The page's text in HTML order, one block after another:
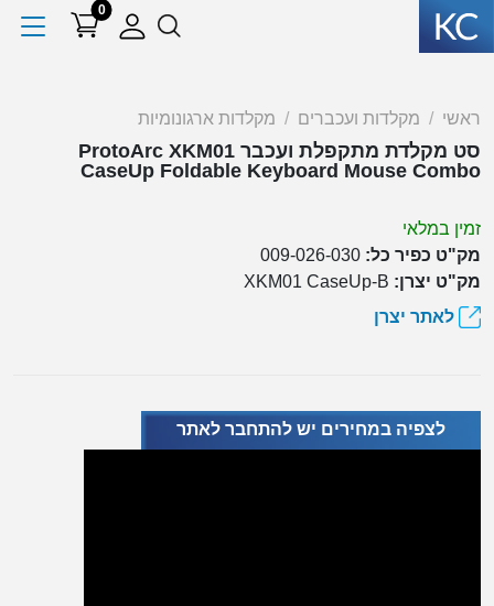
0
ראשי מקלדות ועכברים מקלדות ארגונומיות
סט מקלדת מתקפלת ועכבר ProtoArc XKM01
CaseUp Foldable Keyboard Mouse Combo
זמין במלאי
מק"ט כפיר כל: 009-026-030
מק"ט יצרן: XKM01 CaseUp-B
לאתר יצרן
לצפיה במחירים יש להתחבר לאתר